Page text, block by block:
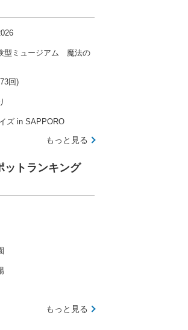
型ミュージアム 魔法の
回)
ズ in SAPPORO
もっと見る
ットランキング
もっと見る